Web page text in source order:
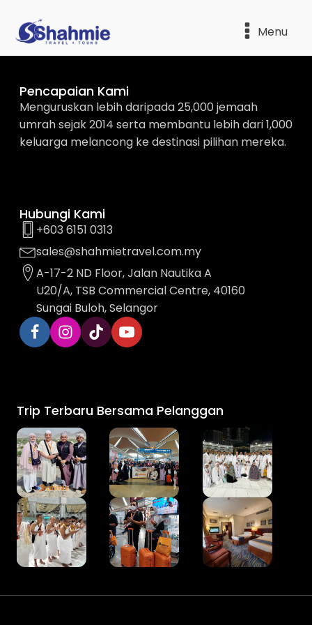
Menu
Pencapaian Kami
Menguruskan lebih daripada 25,000 jemaah
umrah sejak 2014 serta membantu lebih dari 1,000
keluarga melancong ke destinasi pilihan mereka.
Hubungi Kami
+603 6151 0313
sales@shahmietravel.com.my
A-17-2 ND Floor, Jalan Nautika A
U20/A, TSB Commercial Centre, 40160
Sungai Buloh, Selangor
Trip Terbaru Bersama Pelanggan